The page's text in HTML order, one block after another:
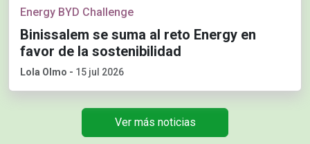
Energy BYD Challenge
Binissalem se suma al reto Energy en
favor de la sostenibilidad
Lola Olmo - 15 jul 2026
Ver más noticias